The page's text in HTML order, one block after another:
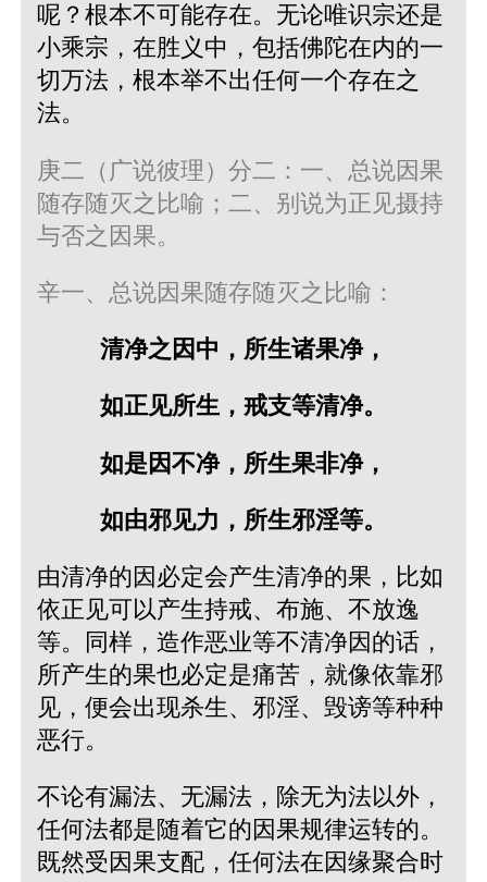
呢？根本不可能存在。无论唯识宗还是
小乘宗，在胜义中，包括佛陀在内的一
切万法，根本举不出任何一个存在之
法。
庚二（广说彼理）分二：一、总说因果
随存随灭之比喻；二、别说为正见摄持
与否之因果。
辛一、总说因果随存随灭之比喻：
清净之因中，所生诸果净，
如正见所生，戒支等清净。
如是因不净，所生果非净，
如由邪见力，所生邪淫等。
由清净的因必定会产生清净的果，比如
依正见可以产生持戒、布施、不放逸
等。同样，造作恶业等不清净因的话，
所产生的果也必定是痛苦，就像依靠邪
见，便会出现杀生、邪淫、毁谤等种种
恶行。
不论有漏法、无漏法，除无为法以外，
任何法都是随着它的因果规律运转的。
既然受因果支配，任何法在因缘聚合时